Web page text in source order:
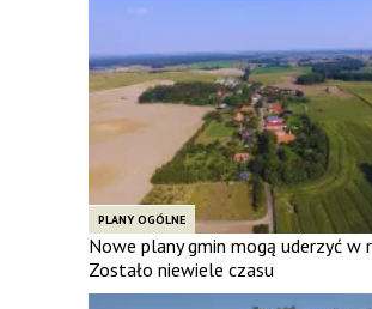
PLANY OGÓLNE
Nowe plany gmin mogą uderzyć w
Zostało niewiele czasu